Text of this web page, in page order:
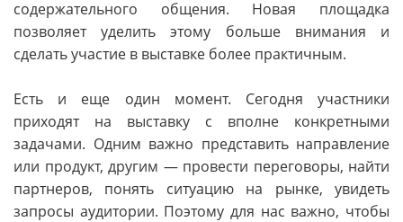
содержательного общения. Новая площадка
позволяет уделить этому больше внимания и
сделать участие в выставке более практичным.
Есть и еще один момент. Сегодня участники
приходят на выставку с вполне конкретными
задачами. Одним важно представить направление
или продукт, другим — провести переговоры, найти
партнеров, понять ситуацию на рынке, увидеть
запросы аудитории. Поэтому для нас важно, чтобы